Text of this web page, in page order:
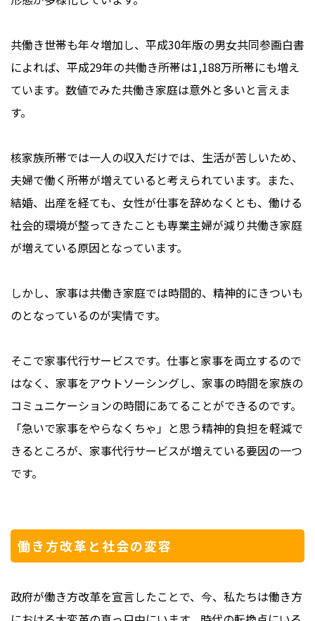
共働き世帯も年々増加し、平成30年版の男女共同参画白書
によれば、平成29年の共働き所帯は1,188万所帯にも増え
ています。数値でみた共働き家庭は意外と多いと言えま
す。
核家族所帯では一人の収入だけでは、生活が苦しいため、
夫婦で働く所帯が増えていると考えられています。また、
結婚、出産を経ても、女性が仕事を辞めなくとも、働ける
社会的環境が整ってきたことも専業主婦が減り共働き家庭
が増えている原因となっています。
しかし、家事は共働き家庭では時間的、精神的にきついも
のとなっているのが実情です。
そこで家事代行サービスです。仕事と家事を両立するので
はなく、家事をアウトソーシングし、家事の時間を家族の
コミュニケーションの時間にあてることができるのです。
「急いで家事をやらなくちゃ」と思う精神的負担を軽減で
きるところが、家事代行サービスが増えている要因の一つ
です。
働き方改革と社会の変容
政府が働き方改革を宣言したことで、今、私たちは働き方